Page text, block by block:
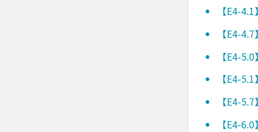
【E4-
【E4-
【E4-
【E4-
【E4-
【E4-